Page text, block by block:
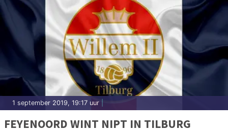
1 september 2019, 19:17 uur
FEYENOORD WINT NIPT IN TILBURG